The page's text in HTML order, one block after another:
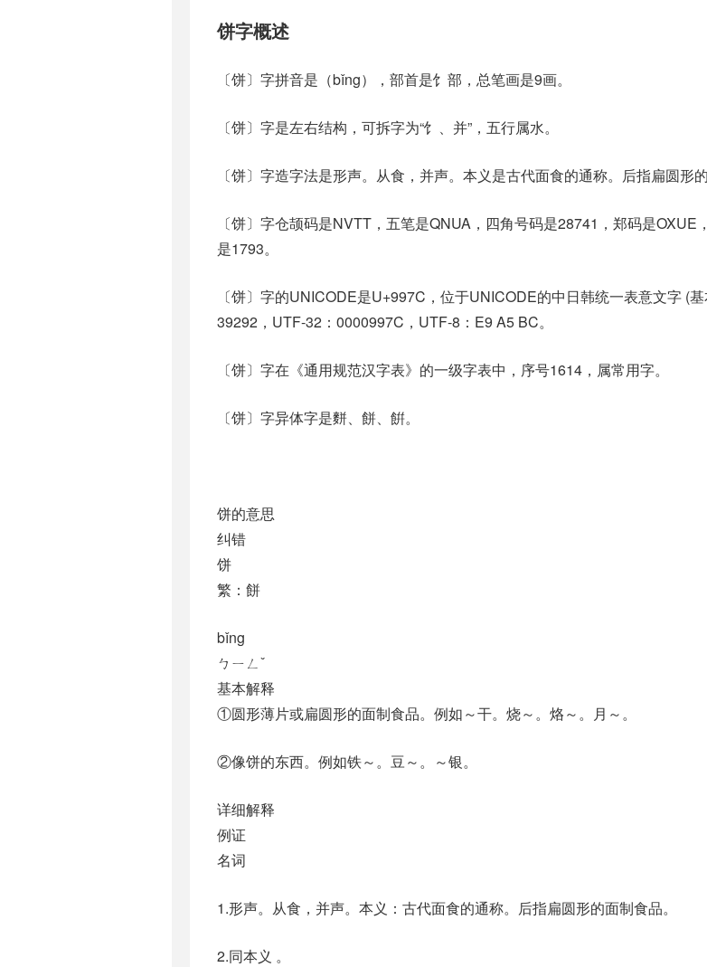
饼字概述
〔饼〕字拼音是（bǐng），部首是饣部，总笔画是9画。
〔饼〕字是左右结构，可拆字为“饣、并”，五行属水。
〔饼〕字造字法是形声。从食，并声。本义是古代面食的通称。后指扁圆形的
〔饼〕字仓颉码是NVTT，五笔是QNUA，四角号码是28741，郑码是
是1793。
〔饼〕字的UNICODE是U+997C，位于UNICODE的中日韩统一表意文字 (基
39292，UTF-32：0000997C，UTF-8：E9 A5 BC。
〔饼〕字在《通用规范汉字表》的一级字表中，序号1614，属常用字。
〔饼〕字异体字是䴵、餅、餠。
饼的意思
纠错
饼
繁：餅
bǐng
ㄅㄧㄥˇ
基本解释
①圆形薄片或扁圆形的面制食品。例如～干。烧～。烙～。月～。
②像饼的东西。例如铁～。豆～。～银。
详细解释
例证
名词
1.形声。从食，并声。本义：古代面食的通称。后指扁圆形的面制食品。
2.同本义 。